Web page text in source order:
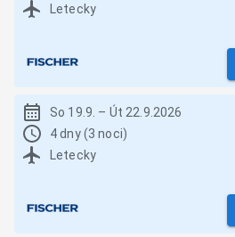
Letecky
So 19.9. – Út 22.9.2026
4 dny (3 noci)
Letecky